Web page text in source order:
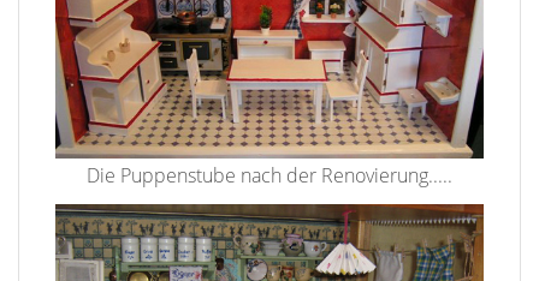
Die Puppenstube nach der Renovierung.....